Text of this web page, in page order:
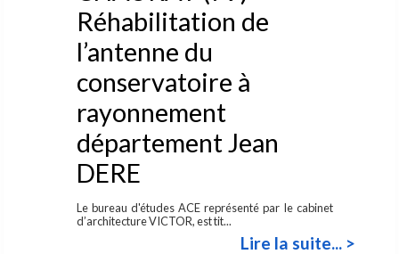
Réhabilitation de
l’antenne du
conservatoire à
rayonnement
département Jean
DERE
Le bureau d'études ACE représenté par le cabinet
d’architecture VICTOR, est tit...
Lire la suite... >